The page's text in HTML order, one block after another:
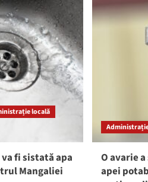
în
locală
fi sistată apa
Mangaliei
O avarie
apei